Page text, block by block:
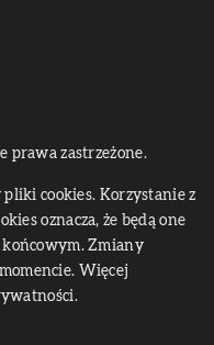
prawa zastrzeżone.
cookies. Korzystanie z
oznacza, że będą one
końcowym. Zmiany
Więcej
.